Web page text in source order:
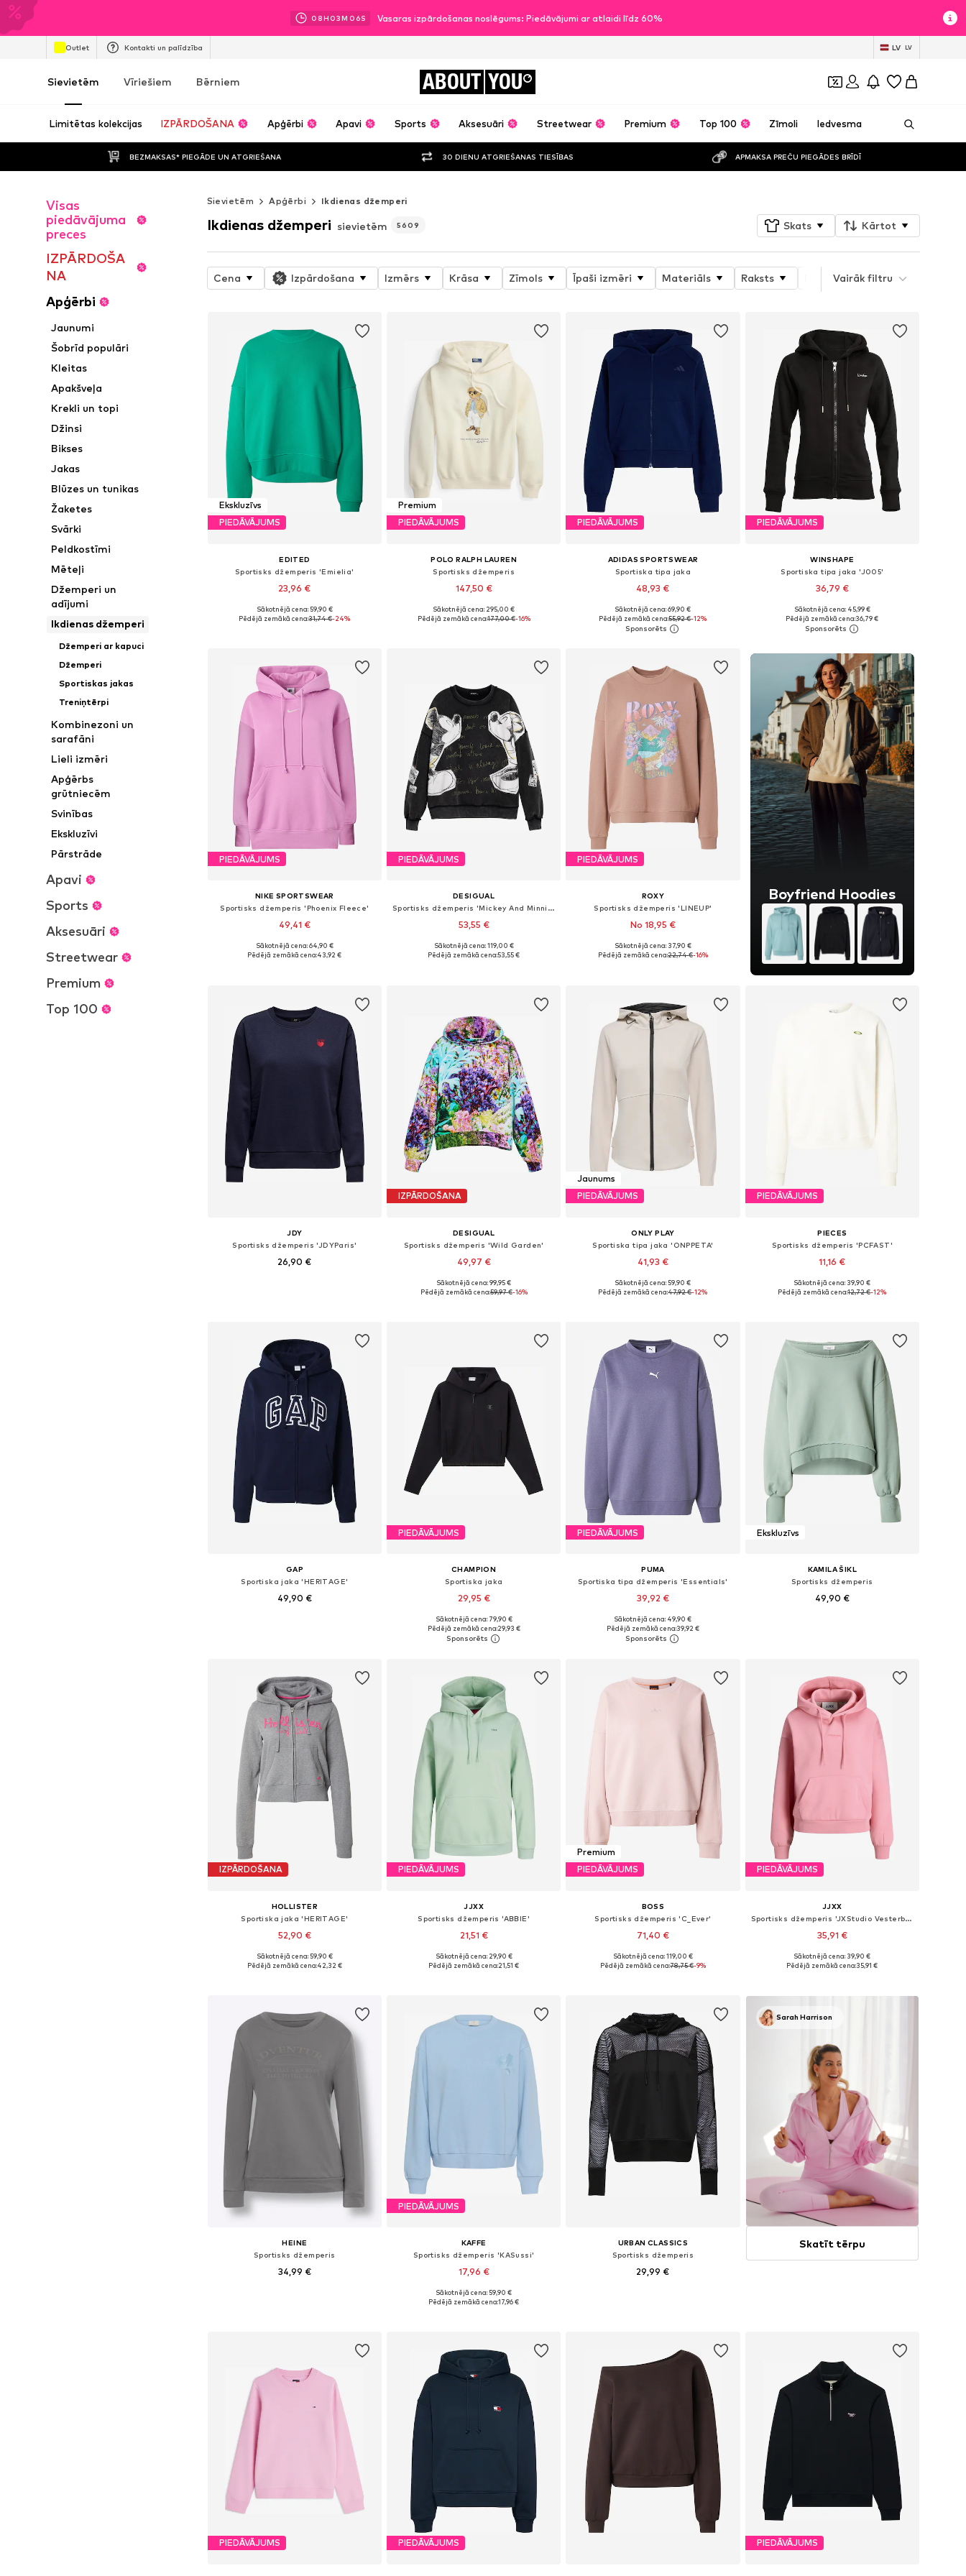
08H 03M 04S Vasaras izpārdošanas noslēgums: Piedāvājumi ar atlaidi līdz 60%
Outlet Kontakti un palīdzība LV LV
Sievietēm Vīriešiem Bērniem ABOUT YOU
Limitētas kolekcijas IZPĀRDOŠANA Apģērbi Apavi Sports Aksesuāri Streetwear Premium Top 100 Zīmoli Iedvesma
BEZMAKSAS* PIEGĀDE UN ATGRIEŠANA 30 DIENU ATGRIEŠANAS TIESĪBAS APMAKSA PREČU PIEGĀDES BRĪDĪ
Visas
piedāvājuma
preces
IZPĀRDOŠA
NA
Apģērbi
Jaunumi
Šobrīd populāri
Kleitas
Apakšveļa
Krekli un topi
Džinsi
Bikses
Jakas
Blūzes un tunikas
Žaketes
Svārki
Peldkostīmi
Mēteļi
Džemperi un
adījumi
Ikdienas džemperi
Džemperi ar kapuci
Džemperi
Sportiskas jakas
Treniņtērpi
Kombinezoni un
sarafāni
Lieli izmēri
Apģērbs
grūtniecēm
Svinības
Ekskluzīvi
Pārstrāde
Apavi
Sports
Aksesuāri
Streetwear
Premium
Top 100
Sievietēm Apģērbi Ikdienas džemperi
Ikdienas džemperi sievietēm 5609 Skats Kārtot
Cena Izpārdošana Izmērs Krāsa Zīmols Īpaši izmēri Materiāls Raksts Produkta īpašības
Vairāk filtru
Ekskluzīvs
PIEDĀVĀJUMS
EDITED
Sportisks džemperis 'Emielia'
23,96 €
Pieejamie izmēri: XS, S, M, L, XL
Sākotnējā cena: 59,90 €
Pēdējā zemākā cena:31,74 €-24%
Premium
PIEDĀVĀJUMS
POLO RALPH LAUREN
Sportisks džemperis
147,50 €
Pieejamie izmēri: XS, S, M, L, XL
Sākotnējā cena: 295,00 €
Pēdējā zemākā cena:177,00 €-16%
PIEDĀVĀJUMS
ADIDAS SPORTSWEAR
Sportiska tipa jaka
48,93 €
Pievienot grozam
Sākotnējā cena: 69,90 €
Pēdējā zemākā cena:55,92 €-12%
PIEDĀVĀJUMS
WINSHAPE
Sportiska tipa jaka 'J005'
36,79 €
Pieejamie izmēri: XS, S, M, L, XL, XXL
Pievienot grozam
Sākotnējā cena: 45,99 €
Pēdējā zemākā cena:36,79 €
PIEDĀVĀJUMS
NIKE SPORTSWEAR
Sportisks džemperis 'Phoenix Fleece'
49,41 €
+2
Pieejamie izmēri: XS, S, M, L
Sākotnējā cena: 64,90 €
Pēdējā zemākā cena:43,92 €
PIEDĀVĀJUMS
DESIGUAL
Sportisks džemperis 'Mickey And Minnie Mouse™'
53,55 €
Pieejamie izmēri: S, M, L
Sākotnējā cena: 119,00 €
Pēdējā zemākā cena:53,55 €
PIEDĀVĀJUMS
ROXY
Sportisks džemperis 'LINEUP'
No 18,95 €
Pieejamie izmēri: S, M, L, XL
Sākotnējā cena: 37,90 €
Pēdējā zemākā cena:22,74 €-16%
Boyfriend Hoodies
JDY
Sportisks džemperis 'JDYParis'
26,90 €
IZPĀRDOŠANA
DESIGUAL
Sportisks džemperis 'Wild Garden'
49,97 €
Pieejamie izmēri: S, M, L
Sākotnējā cena: 99,95 €
Pēdējā zemākā cena:59,97 €-16%
Jaunums
PIEDĀVĀJUMS
ONLY PLAY
Sportiska tipa jaka 'ONPPETA'
41,93 €
Pieejamie izmēri: XS, S, M, L
Sākotnējā cena: 59,90 €
Pēdējā zemākā cena:47,92 €-12%
PIEDĀVĀJUMS
PIECES
Sportisks džemperis 'PCFAST'
11,16 €
Pieejamie izmēri: S, M, L, XL
Sākotnējā cena: 39,90 €
Pēdējā zemākā cena:12,72 €-12%
GAP
Sportiska jaka 'HERITAGE'
49,90 €
PIEDĀVĀJUMS
CHAMPION
Sportiska jaka
29,95 €
Pieejamie izmēri: S, M, L, XL
Pievienot grozam
Sākotnējā cena: 79,90 €
Pēdējā zemākā cena:29,93 €
PIEDĀVĀJUMS
PUMA
Sportiska tipa džemperis 'Essentials'
39,92 €
Pieejamie izmēri: XS, S, M, L, XL
Pievienot grozam
Sākotnējā cena: 49,90 €
Pēdējā zemākā cena:39,92 €
Ekskluzīvs
KAMILA ŠIKL
Sportisks džemperis
49,90 €
IZPĀRDOŠANA
HOLLISTER
Sportiska jaka 'HERITAGE'
52,90 €
Pieejamie izmēri: XS, S, M, L
Sākotnējā cena: 59,90 €
Pēdējā zemākā cena:42,32 €
PIEDĀVĀJUMS
JJXX
Sportisks džemperis 'ABBIE'
21,51 €
+13
Pieejamie izmēri: XS, S, M, L, XL
Sākotnējā cena: 29,90 €
Pēdējā zemākā cena:21,51 €
Premium
PIEDĀVĀJUMS
BOSS
Sportisks džemperis 'C_Ever'
71,40 €
+4
Pieejamie izmēri: XS, S, M, L, XL
Sākotnējā cena: 119,00 €
Pēdējā zemākā cena:78,75 €-9%
PIEDĀVĀJUMS
JJXX
Sportisks džemperis 'JXStudio Vesterbro'
35,91 €
+3
Pieejamie izmēri: XS, S, M, L, XL
Sākotnējā cena: 39,90 €
Pēdējā zemākā cena:35,91 €
HEINE
Sportisks džemperis
34,99 €
PIEDĀVĀJUMS
KAFFE
Sportisks džemperis 'KASussi'
17,96 €
Pieejamie izmēri: XS, S, M, L
Sākotnējā cena: 59,90 €
Pēdējā zemākā cena:17,96 €
URBAN CLASSICS
Sportisks džemperis
29,99 €
Sarah Harrison
Skatīt tērpu
PIEDĀVĀJUMS PIEDĀVĀJUMS PIEDĀVĀJUMS